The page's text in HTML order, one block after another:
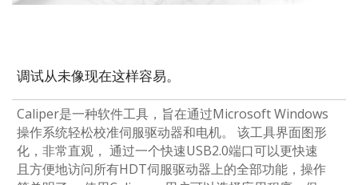
调试从未像现在这样容易。
Caliper是一种软件工具，旨在通过Microsoft Windows
操作系统轻松校准伺服驱动器和电机。 该工具界面图形
化，非常直观， 通过一个快速USB2.0端口可以更快速
且方便地访问所有HDT伺服驱动器上的全部功能，操作